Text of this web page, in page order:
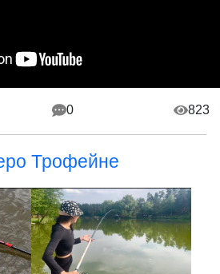
0 823
Трофейне